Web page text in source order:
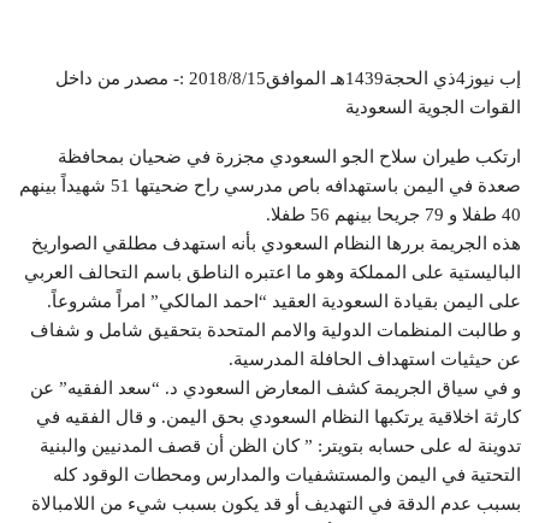
إب نيوز4ذي الحجة1439هـ الموافق2018/8/15 :- مصدر من داخل
القوات الجوية السعودية
ارتكب طيران سلاح الجو السعودي مجزرة في ضحيان بمحافظة
صعدة في اليمن باستهدافه باص مدرسي راح ضحيتها 51 شهيداً بينهم
40 طفلا و 79 جريحا بينهم 56 طفلا.
هذه الجريمة بررها النظام السعودي بأنه استهدف مطلقي الصواريخ
الباليستية على المملكة وهو ما اعتبره الناطق باسم التحالف العربي
على اليمن بقيادة السعودية العقيد “احمد المالكي” امراً مشروعاً.
و طالبت المنظمات الدولية والامم المتحدة بتحقيق شامل و شفاف
عن حيثيات استهداف الحافلة المدرسية.
و في سياق الجريمة كشف المعارض السعودي د. “سعد الفقيه” عن
كارثة اخلاقية يرتكبها النظام السعودي بحق اليمن. و قال الفقيه في
تدوينة له على حسابه بتويتر: ” كان الظن أن قصف المدنيين والبنية
التحتية في اليمن والمستشفيات والمدارس ومحطات الوقود كله
بسبب عدم الدقة في التهديف أو قد يكون بسبب شيء من اللامبالاة